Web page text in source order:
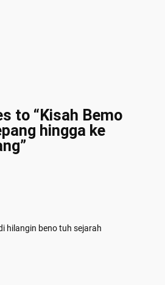
to “Kisah Bemo
hingga ke
hilangin beno tuh sejarah